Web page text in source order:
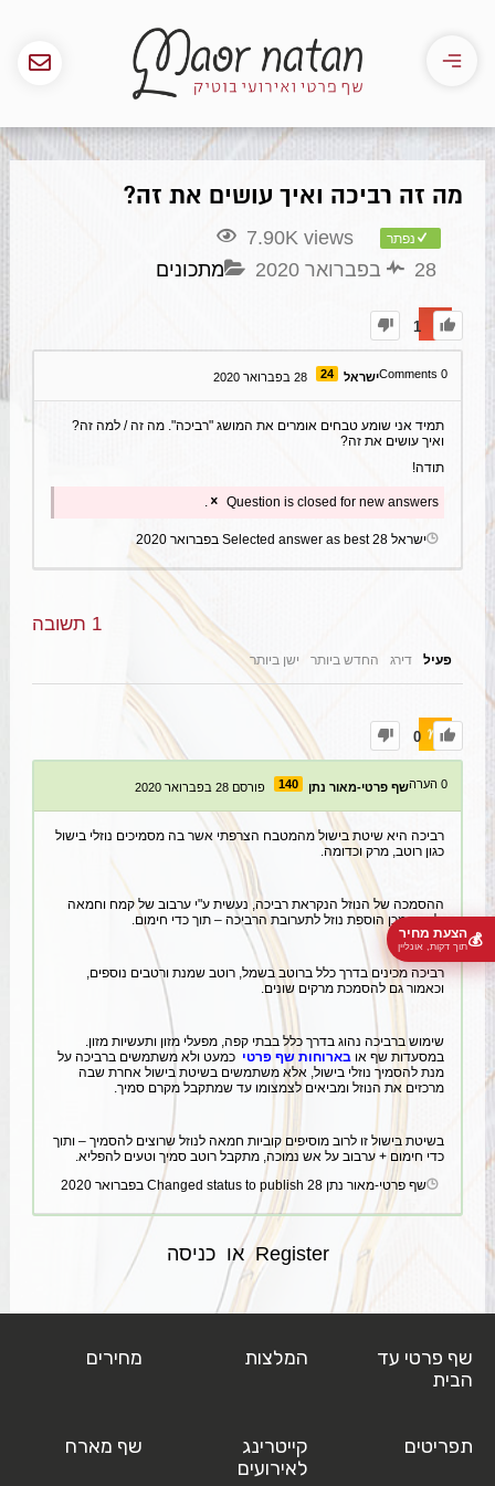
💰הצעת מחיר
תוך דקות, אונליין
מה זה רביכה ואיך עושים את זה?
נפתר
7.90K views
28 בפברואר 2020
מתכונים
1
ישראל 24 28 בפברואר 2020 0
Comments
תמיד אני שומע טבחים אומרים את המושג "רביכה". מה זה / למה זה?
ואיך עושים את זה?
תודה!
Question is closed for new answers.
ישראלSelected answer as best 28 בפברואר 2020
1 תשובה
פעיל דירג החדש ביותר ישן ביותר
0
שף פרטי-מאור נתן 140 פורסם 28 בפברואר 2020 0הערה
רביכה היא שיטת בישול מהמטבח הצרפתי אשר בה מסמיכים נוזלי בישול
כגון רוטב, מרק וכדומה.
ההסמכה של הנוזל הנקראת רביכה, נעשית ע"י ערבוב של קמח וחמאה
ולאחר מכן הוספת נוזל לתערובת הרביכה – תוך כדי חימום.
רביכה מכינים בדרך כלל ברוטב בשמל, רוטב שמנת ורטבים נוספים,
וכאמור גם להסמכת מרקים שונים.
שימוש ברביכה נהוג בדרך כלל בבתי קפה, מפעלי מזון ותעשיות מזון.
במסעדות שף או בארוחות שף פרטי כמעט ולא משתמשים ברביכה על
מנת להסמיך נוזלי בישול, אלא משתמשים בשיטת בישול אחרת שבה
מרכזים את הנוזל ומביאים לצמצומו עד שמתקבל מקרם סמיך.
בשיטת בישול זו לרוב מוסיפים קוביות חמאה לנוזל שרוצים להסמיך – ותוך
כדי חימום + ערבוב על אש נמוכה, מתקבל רוטב סמיך וטעים להפליא.
שף פרטי-מאור נתן 28 בפברואר 2020
Register או כניסה
שף פרטי עד
הבית
תפריטים
המלצות
קייטרינג
לאירועים
מחירים
שף מארח